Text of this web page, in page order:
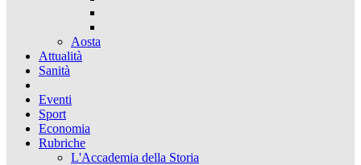
Aosta
Attualità
Sanità
Eventi
Sport
Economia
Rubriche
L'Accademia della Storia